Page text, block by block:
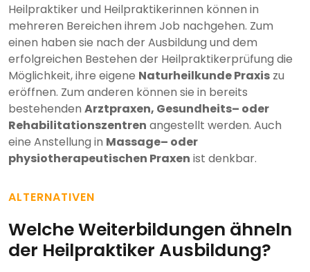
Heilpraktiker und Heilpraktikerinnen können in
mehreren Bereichen ihrem Job nachgehen. Zum
einen haben sie nach der Ausbildung und dem
erfolgreichen Bestehen der Heilpraktikerprüfung die
Möglichkeit, ihre eigene Naturheilkunde Praxis zu
eröffnen. Zum anderen können sie in bereits
bestehenden Arztpraxen, Gesundheits– oder
Rehabilitationszentren angestellt werden. Auch
eine Anstellung in Massage– oder
physiotherapeutischen Praxen ist denkbar.
ALTERNATIVEN
Welche Weiterbildungen ähneln
der Heilpraktiker Ausbildung?